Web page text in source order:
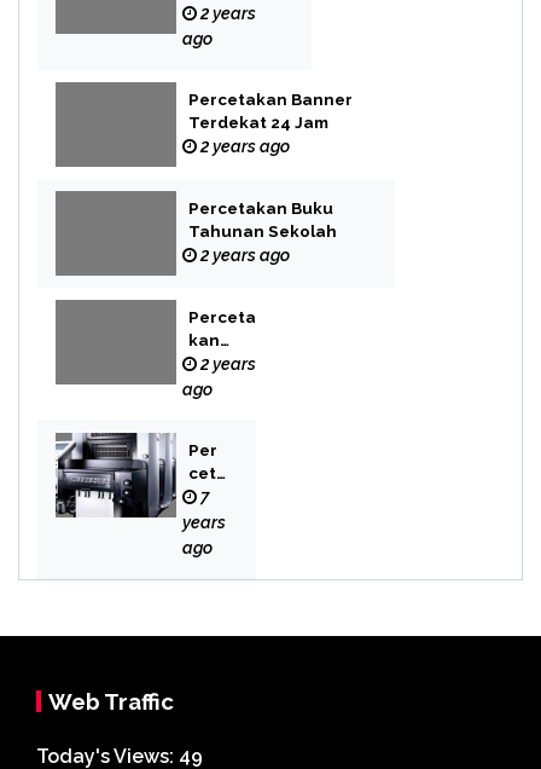
Label
2 years
ago
Percetakan Banner
Terdekat 24 Jam
2 years ago
Percetakan Buku
Tahunan Sekolah
2 years ago
Perceta
kan
Buku
Novel
2 years
ago
Per
cet
aka
n
Bek
7
years
ago
Web Traffic
Today's Views: 49